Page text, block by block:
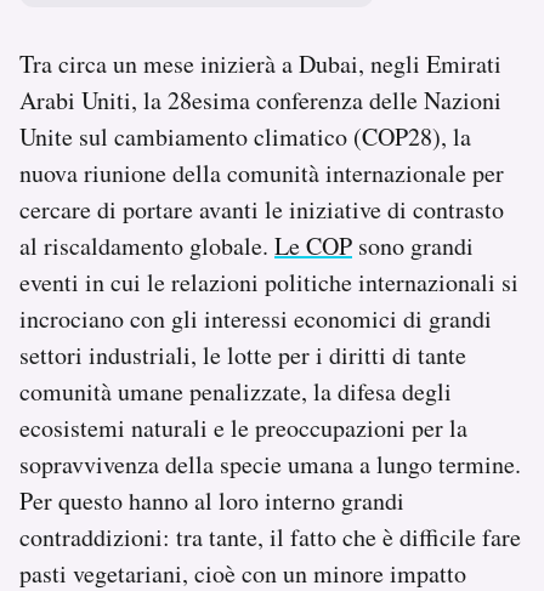
AREA PERSONALE
Area Personale
Newsletter
Notifiche mobile
Regala il Post
Hai bisogno di aiuto?
Tra circa un mese inizierà a Dubai, negli Emirati
Arabi Uniti, la 28esima conferenza delle Nazioni
Unite sul cambiamento climatico (COP28), la
nuova riunione della comunità internazionale per
cercare di portare avanti le iniziative di contrasto
al riscaldamento globale. Le COP sono grandi
eventi in cui le relazioni politiche internazionali si
incrociano con gli interessi economici di grandi
settori industriali, le lotte per i diritti di tante
comunità umane penalizzate, la difesa degli
ecosistemi naturali e le preoccupazioni per la
sopravvivenza della specie umana a lungo termine.
Per questo hanno al loro interno grandi
contraddizioni: tra tante, il fatto che è difficile fare
pasti vegetariani, cioè con un minore impatto